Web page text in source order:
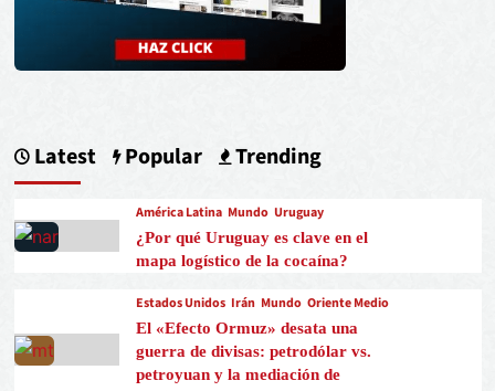
Latest Popular Trending
América Latina Mundo Uruguay
¿Por qué Uruguay es clave en el
mapa logístico de la cocaína?
Estados Unidos Irán Mundo Oriente Medio
El «Efecto Ormuz» desata una
guerra de divisas: petrodólar vs.
petroyuan y la mediación de